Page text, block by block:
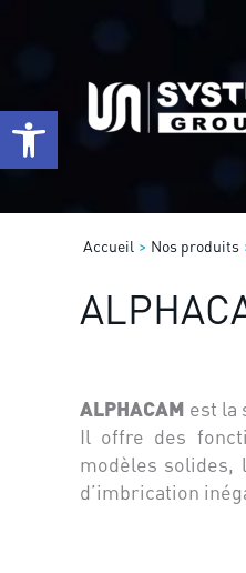
Ouvrir la barre d’outils
Accueil Nos produits
ALPHACAM est la
Il offre des
modèles solides,
d’imbrication